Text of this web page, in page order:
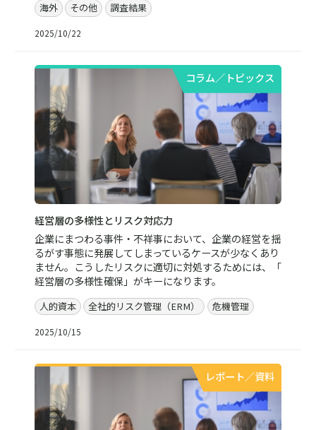
海外
その他 調査結果
2025/10/22
コラム／トピックス
経営層の多様性とリスク対応力
企業にまつわる事件・不祥事において、企業の経営を揺
るがす事態に発展してしまっているケースが少なくあり
ません。こうしたリスクに適切に対処するためには、「
経営層の多様性確保」がキーになります。
人的資本 全社的リスク管理（ERM） 危機管理
2025/10/15
レポート／資料